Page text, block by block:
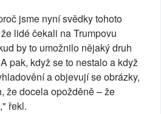
jsme nyní svědky tohoto
lidé čekali na Trumpovu
by to umožnilo nějaký druh
pak, když se to nestalo a když
a objevují se obrázky,
že docela opožděně – že
řekl.